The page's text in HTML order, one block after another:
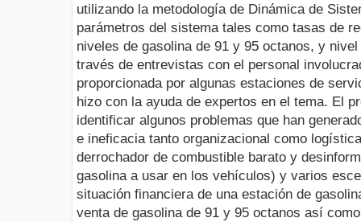
utilizando la metodología de Dinámica de
parámetros del sistema tales como tasas de
niveles de gasolina de 91 y 95 octanos, y
través de entrevistas con el personal
proporcionada por algunas estaciones de
hizo con la ayuda de expertos en el tema. El
identificar algunos problemas que han
e ineficacia tanto organizacional como
derrochador de combustible barato y
gasolina a usar en los vehículos) y varios
situación financiera de una estación de
venta de gasolina de 91 y 95 octanos así